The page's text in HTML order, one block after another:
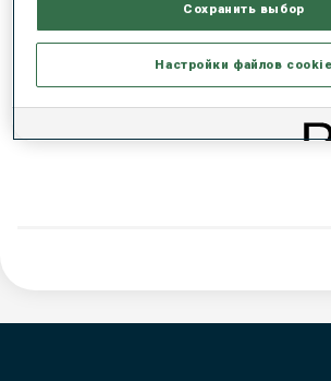
РЕЗУЛЬТАТЫ - ТЕНДЕНЦИЯ
ДАННЫХ НЕТ
Сохранить выбор
Настройки файлов cookie